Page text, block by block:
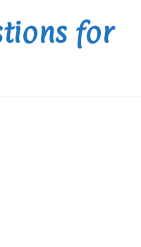
for